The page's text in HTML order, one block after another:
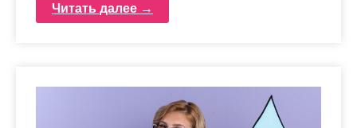
Читать далее →